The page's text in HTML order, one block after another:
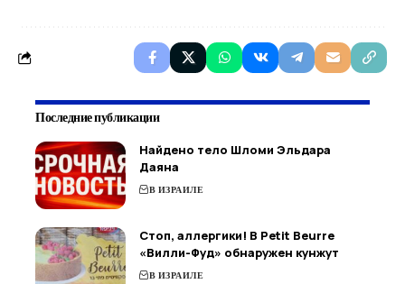
Последние публикации
Найдено тело Шломи Эльдара
Даяна
В ИЗРАИЛЕ
Стоп, аллергики! В Petit Beurre
«Вилли-Фуд» обнаружен кунжут
В ИЗРАИЛЕ